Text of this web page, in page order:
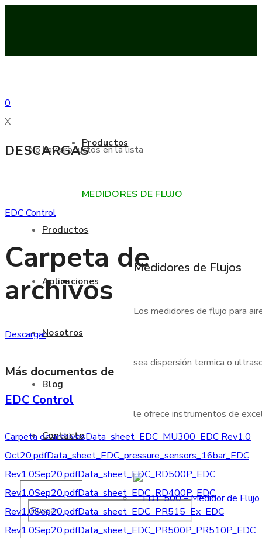
0
X
No hay productos en la lista
Productos
Aplicaciones
Nosotros
Blog
Contacto
Productos
MEDIDORES DE FLUJO
Medidores de Flujos
Los medidores de flujo para
sea dispersión termica o
le ofrece instrumentos de
DESCARGAS
EDC Control
Carpeta de
archivos
Descargar
Más documentos de
EDC Control
Carpeta de archivosData_sheet_EDC_MU300_EDC Rev1.0
Oct20.pdfData_sheet_EDC_pressure_sensors_16bar_EDC
Rev1.0Sep20.pdfData_sheet_EDC_RD500P_EDC
Rev1.0Sep20.pdfData_sheet_EDC_RD400P_EDC
Rev1.0Sep20.pdfData_sheet_EDC_PR515_Ex_EDC
Rev1.0Sep20.pdfData_sheet_EDC_PR500P_PR510P_EDC